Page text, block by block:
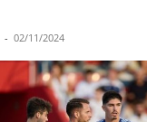
- 02/11/2024